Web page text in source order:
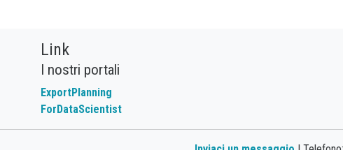
Link
I nostri portali
ExportPlanning
ForDataScientist